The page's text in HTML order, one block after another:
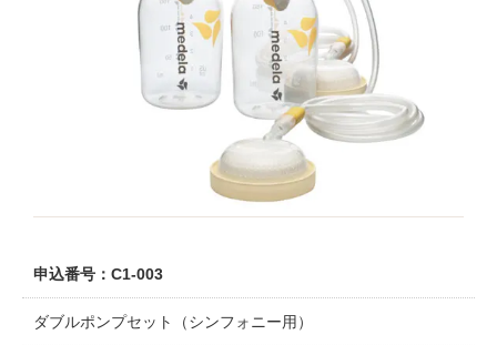
申込番号：C1-003
ダブルポンプセット（シンフォニー用）